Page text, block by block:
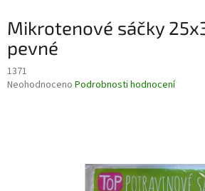
Mikrotenové sáčky
pevné
1371
Průměrné
Neohodnoceno Podrobnosti hodnocení